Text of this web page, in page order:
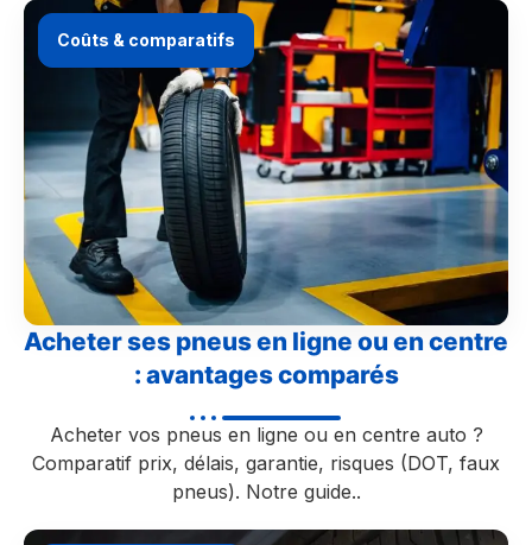
Coûts & comparatifs
Acheter ses pneus en ligne ou en centre
: avantages comparés
Acheter vos pneus en ligne ou en centre auto ?
Comparatif prix, délais, garantie, risques (DOT, faux
pneus). Notre guide..